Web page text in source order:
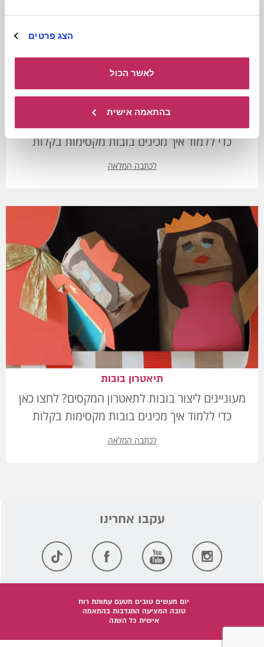
הצג פרטים
לאשר הכול
בהתאמה אישית
כדי ללמוד איך מכינים בובות מקסימות בקלות
לכתבה המלאה
תיאטרון בובות
מעוניינים ליצור בובות לתאטרון המקסים? לחצו כאן
כדי ללמוד איך מכינים בובות מקסימות בקלות
לכתבה המלאה
יום מעשים טובים מטעם עמותת רוח
טובה המציעה התנדבות בהתאמה
אישית כל השנה